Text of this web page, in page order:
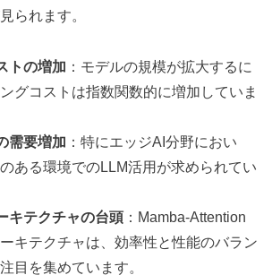
られます。
トの増加 ：モデルの規模が拡大するに
グコストは指数関数的に増加していま
需要増加 ：特にエッジAI分野におい
ある環境でのLLM活用が求められてい
キテクチャの台頭 ：Mamba-Attention
キテクチャは、効率性と性能のバラン
目を集めています。